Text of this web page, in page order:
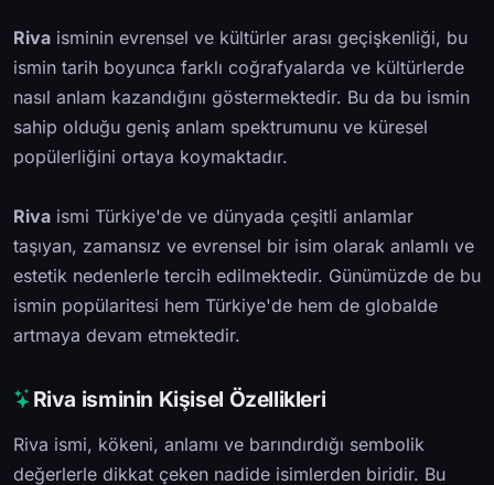
Riva isminin evrensel ve kültürler arası geçişkenliği, bu
ismin tarih boyunca farklı coğrafyalarda ve kültürlerde
nasıl anlam kazandığını göstermektedir. Bu da bu ismin
sahip olduğu geniş anlam spektrumunu ve küresel
popülerliğini ortaya koymaktadır.
Riva ismi Türkiye'de ve dünyada çeşitli anlamlar
taşıyan, zamansız ve evrensel bir isim olarak anlamlı ve
estetik nedenlerle tercih edilmektedir. Günümüzde de bu
ismin popülaritesi hem Türkiye'de hem de globalde
artmaya devam etmektedir.
Riva isminin Kişisel Özellikleri
Riva ismi, kökeni, anlamı ve barındırdığı sembolik
değerlerle dikkat çeken nadide isimlerden biridir. Bu